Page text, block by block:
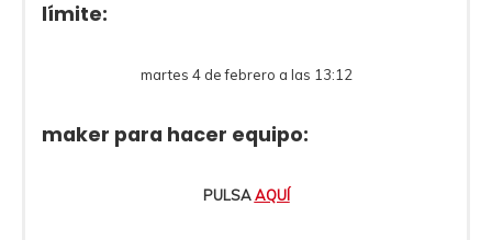
límite:
martes 4 de febrero a las 13:12
maker para hacer equipo:
PULSAAQUÍ